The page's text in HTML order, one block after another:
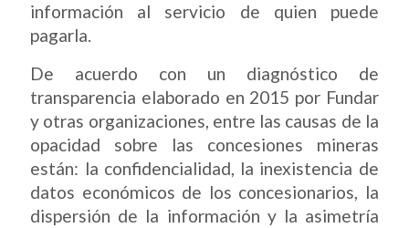
información al servicio de quien puede
pagarla.
De acuerdo con un diagnóstico de
transparencia elaborado en 2015 por Fundar
y otras organizaciones, entre las causas de la
opacidad sobre las concesiones mineras
están: la confidencialidad, la inexistencia de
datos económicos de los concesionarios, la
dispersión de la información y la asimetría